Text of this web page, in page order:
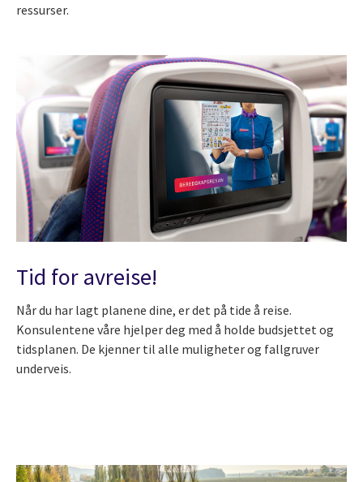
ressurser.
Tid for avreise!
Når du har lagt planene dine, er det på tide å reise.
Konsulentene våre hjelper deg med å holde budsjettet og
tidsplanen. De kjenner til alle muligheter og fallgruver
underveis.